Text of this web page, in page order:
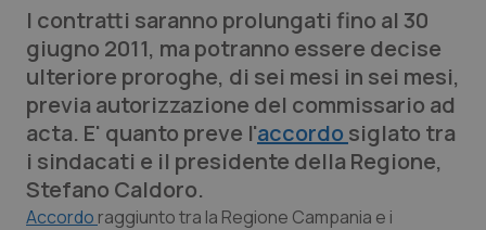
Studi e Analisi
Lettere al direttore
Edizioni Regionali
QS Pro
I contratti saranno prolungati fino al 30
giugno 2011, ma potranno essere decise
ulteriore proroghe, di sei mesi in sei mesi,
previa autorizzazione del commissario ad
acta. E' quanto preve l'accordo siglato tra
i sindacati e il presidente della Regione,
Stefano Caldoro.
Accordo raggiunto tra la Regione Campania e i